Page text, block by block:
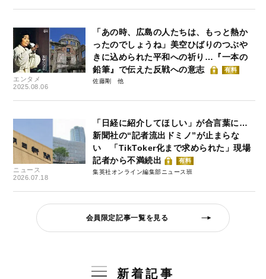
エンタメ
2025.08.06
「あの時、広島の人たちは、もっと熱か
ったのでしょうね」美空ひばりのつぶや
きに込められた平和への祈り…『一本の
鉛筆』で伝えた反戦への意志
有料
佐藤剛
ニュース
2026.07.18
「日経に紹介してほしい」が合言葉に…
新聞社の“記者流出ドミノ”が止まらな
い 「TikToker化まで求められた」現場
記者から不満続出
有料
集英社オンライン編集部ニュース班
会員限定記事一覧を見る
新着記事